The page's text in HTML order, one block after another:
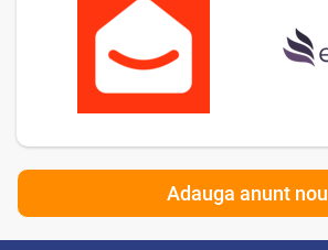
Adauga anunt nou